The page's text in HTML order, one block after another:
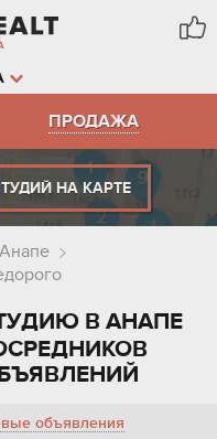
ПРОДАЖА
НА КАРТЕ
В АНАПЕ
объявления